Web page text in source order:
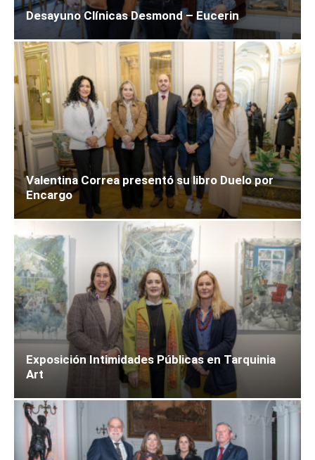
Desayuno Clínicas Desmond – Eucerin
Valentina Correa presentó su libro Duelo por
Encargo
Exposición Intimidades Públicas en Tarquinia
Art